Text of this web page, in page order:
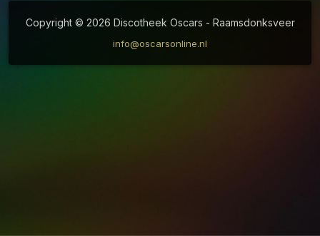
Copyright © 2026 Discotheek Oscars - Raamsdonksveer
info@oscarsonline.nl